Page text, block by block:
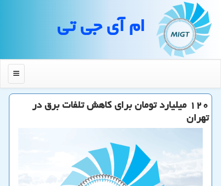
ام آی جی تی
منو
۱۲۰ میلیارد تومان برای كاهش تلفات برق در
تهران